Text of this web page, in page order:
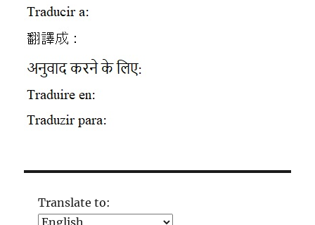
Translate to: